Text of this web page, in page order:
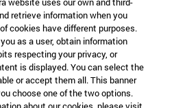
retrieve information when you
cookies have different purposes.
as a user, obtain information
respecting your privacy, or
is displayed. You can select the
or accept them all. This banner
choose one of the two options.